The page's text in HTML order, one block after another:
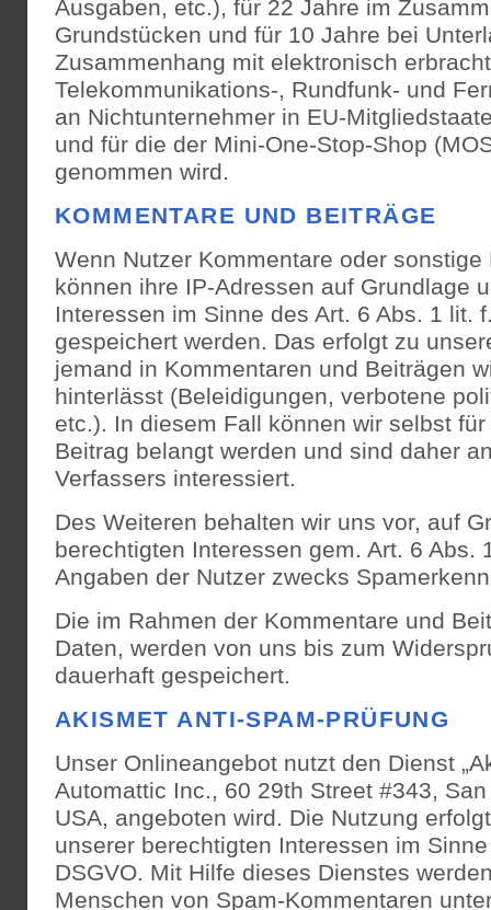
Ausgaben, etc.), für 22 Jahre im
Grundstücken und für 10 Jahre bei
Zusammenhang mit elektronisch
Telekommunikations-, Rundfunk- und
an Nichtunternehmer in EU-
und für die der Mini-One-Stop-Shop
genommen wird.
KOMMENTARE UND BEITRÄGE
Wenn Nutzer Kommentare oder
können ihre IP-Adressen auf Grundlage
Interessen im Sinne des Art. 6 Abs. 1 lit.
gespeichert werden. Das erfolgt zu
jemand in Kommentaren und Beiträgen
hinterlässt (Beleidigungen, verbotene
etc.). In diesem Fall können wir selbst
Beitrag belangt werden und sind daher
Verfassers interessiert.
Des Weiteren behalten wir uns vor, auf
berechtigten Interessen gem. Art. 6 Abs.
Angaben der Nutzer zwecks
Die im Rahmen der Kommentare und
Daten, werden von uns bis zum
dauerhaft gespeichert.
AKISMET ANTI-SPAM-PRÜFUNG
Unser Onlineangebot nutzt den Dienst
Automattic Inc., 60 29th Street #343,
USA, angeboten wird. Die Nutzung
unserer berechtigten Interessen im
DSGVO. Mit Hilfe dieses Dienstes
Menschen von Spam-Kommentaren